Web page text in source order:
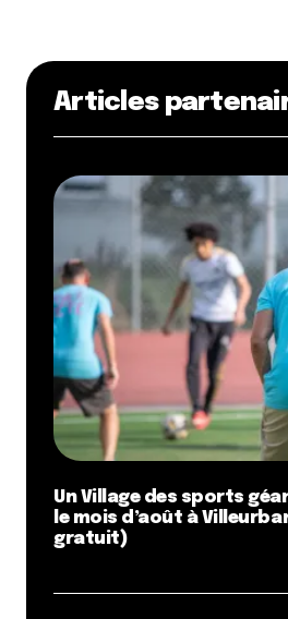
Articles
Un Village des sports
le mois d’août à
gratuit)